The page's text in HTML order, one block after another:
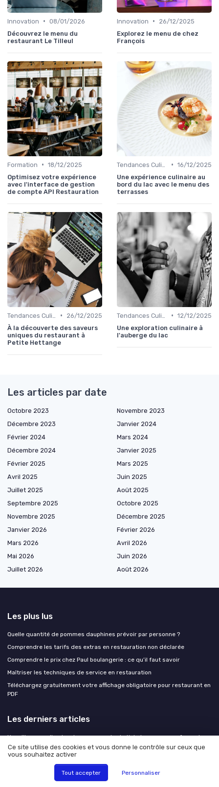
Innovation • 08/01/2026
Découvrez le menu du
restaurant Le Tilleul
Innovation •
26/12/2025
Explorez le menu de chez
François
Formation • 18/12/2025
Optimisez votre expérience
avec l'interface de gestion
de compte API Restauration
• 16/12/2025
Une expérience culinaire au
bord du lac avec le menu des
terrasses
•
26/12/2025
À la découverte des saveurs
uniques du restaurant à
Petite Hettange
• 12/12/2025
Une exploration culinaire à
l'auberge du lac
Les articles par date
Octobre 2023
Novembre 2023
Décembre 2023
Janvier 2024
Février 2024
Mars 2024
Décembre 2024
Janvier 2025
Février 2025
Mars 2025
Avril 2025
Juin 2025
Juillet 2025
Août 2025
Septembre 2025
Octobre 2025
Novembre 2025
Décembre 2025
Janvier 2026
Février 2026
Mars 2026
Avril 2026
Mai 2026
Juin 2026
Juillet 2026
Août 2026
Les plus lus
Quelle quantité de pommes dauphines prévoir par personne ?
Comprendre les tarifs des extras en restauration non déclarée
Comprendre le prix chez Paul boulangerie : ce qu’il faut savoir
Maîtriser les techniques de service en restauration
Téléchargez gratuitement votre affichage obligatoire pour restaurant en
PDF
Les derniers articles
Upselling en salle et au bar : augmenter le ticket moyen sans forcer la
main
Comment structurer une stratégie SEO pour un restaurant qui veut
Comment structurer une stratégie SEO pour un restaurant qui veut
Ce site utilise des cookies et vous donne le contrôle sur ceux que
vous souhaitez activer
Tout accepter Personnaliser